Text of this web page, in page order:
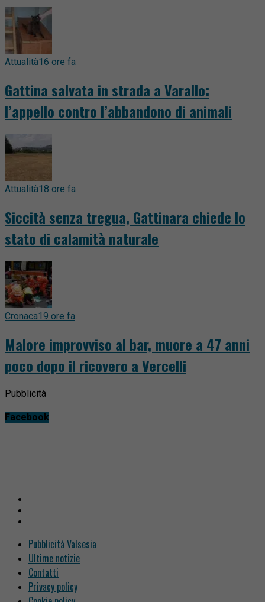
Attualità16 ore fa
Gattina salvata in strada a Varallo:
l’appello contro l’abbandono di animali
Attualità18 ore fa
Siccità senza tregua, Gattinara chiede lo
stato di calamità naturale
Cronaca19 ore fa
Malore improvviso al bar, muore a 47 anni
poco dopo il ricovero a Vercelli
Pubblicità
Facebook
Pubblicità Valsesia
Ultime notizie
Contatti
Privacy policy